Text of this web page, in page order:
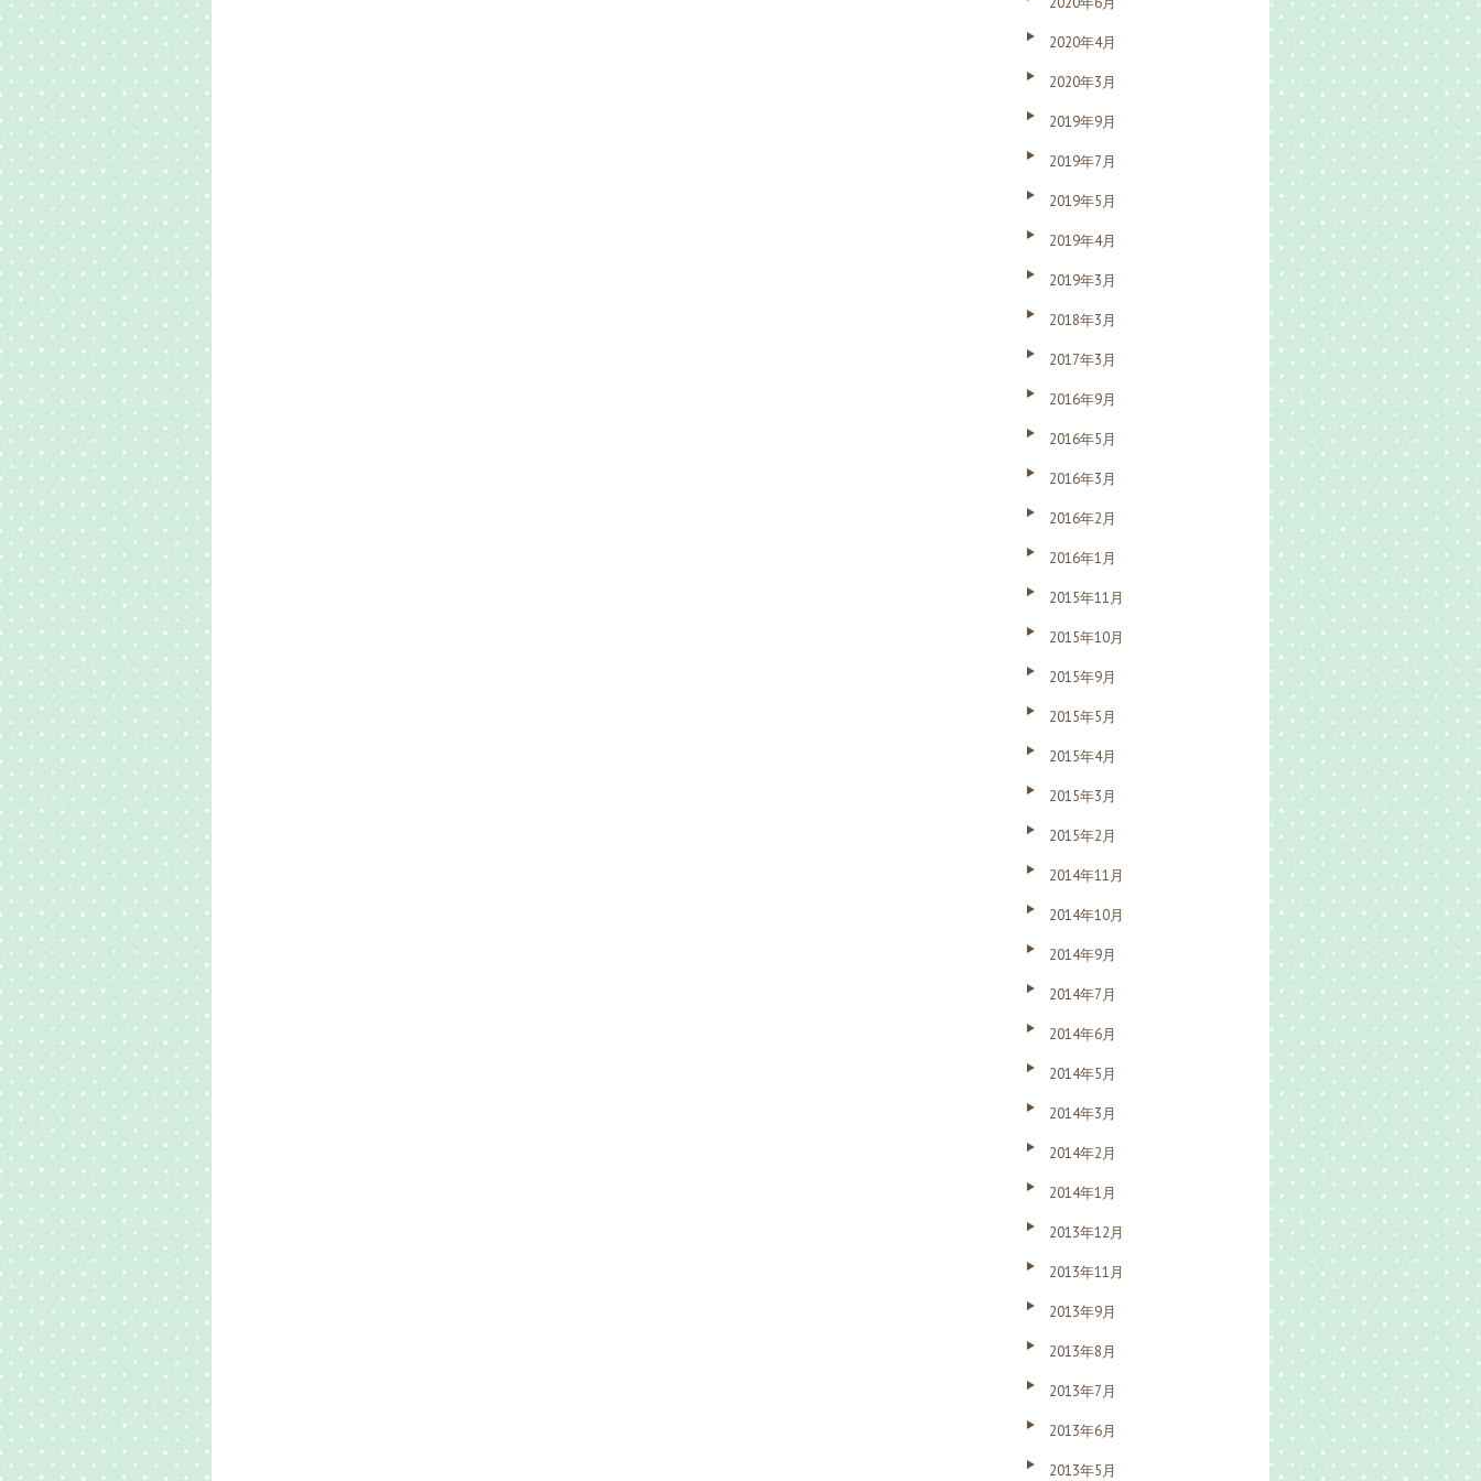
2020年4月
2020年3月
2019年9月
2019年7月
2019年5月
2019年4月
2019年3月
2018年3月
2017年3月
2016年9月
2016年5月
2016年3月
2016年2月
2016年1月
2015年11月
2015年10月
2015年9月
2015年5月
2015年4月
2015年3月
2015年2月
2014年11月
2014年10月
2014年9月
2014年7月
2014年6月
2014年5月
2014年3月
2014年2月
2014年1月
2013年12月
2013年11月
2013年9月
2013年8月
2013年7月
2013年6月
2013年5月